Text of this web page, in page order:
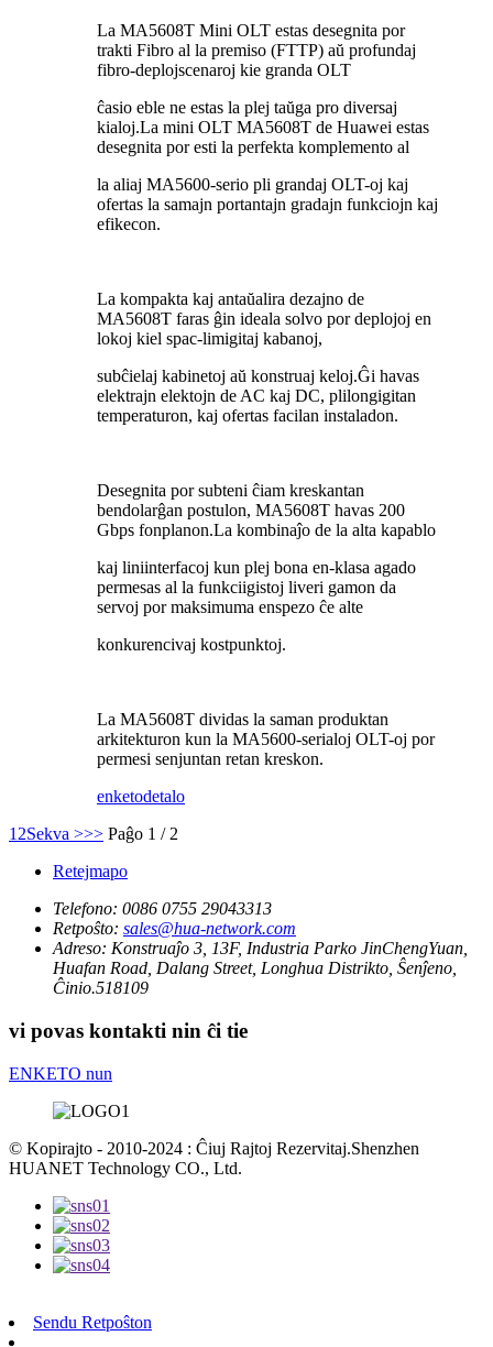
La MA5608T Mini OLT estas desegnita por
trakti Fibro al la premiso (FTTP) aŭ profundaj
fibro-deplojscenaroj kie granda OLT
ĉasio eble ne estas la plej taŭga pro diversaj
kialoj.La mini OLT MA5608T de Huawei estas
desegnita por esti la perfekta komplemento al
la aliaj MA5600-serio pli grandaj OLT-oj kaj
ofertas la samajn portantajn gradajn funkciojn kaj
efikecon.
La kompakta kaj antaŭalira dezajno de
MA5608T faras ĝin ideala solvo por deplojoj en
lokoj kiel spac-limigitaj kabanoj,
subĉielaj kabinetoj aŭ konstruaj keloj.Ĝi havas
elektrajn elektojn de AC kaj DC, plilongigitan
temperaturon, kaj ofertas facilan instaladon.
Desegnita por subteni ĉiam kreskantan
bendolarĝan postulon, MA5608T havas 200
Gbps fonplanon.La kombinaĵo de la alta kapablo
kaj liniinterfacoj kun plej bona en-klasa agado
permesas al la funkciigistoj liveri gamon da
servoj por maksimuma enspezo ĉe alte
konkurencivaj kostpunktoj.
La MA5608T dividas la saman produktan
arkitekturon kun la MA5600-serialoj OLT-oj por
permesi senjuntan retan kreskon.
enketodetalo
1 2Sekva >>> Paĝo 1 / 2
Retejmapo
Telefono: 0086 0755 29043313
Retpoŝto: sales@hua-network.com
Adreso: Konstruaĵo 3, 13F, Industria Parko JinChengYuan,
Huafan Road, Dalang Street, Longhua Distrikto, Ŝenĵeno,
Ĉinio.518109
vi povas kontakti nin ĉi tie
ENKETO nun
© Kopirajto - 2010-2024 : Ĉiuj Rajtoj Rezervitaj.Shenzhen
HUANET Technology CO., Ltd.
Sendu Retpoŝton